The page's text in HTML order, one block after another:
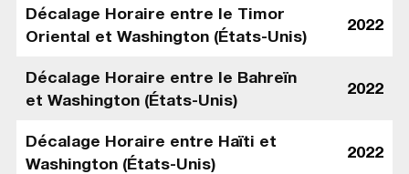
Décalage Horaire entre le Timor
Oriental et Washington (États-Unis)
2022
Décalage Horaire entre le Bahreïn
et Washington (États-Unis)
2022
Décalage Horaire entre Haïti et
Washington (États-Unis)
2022